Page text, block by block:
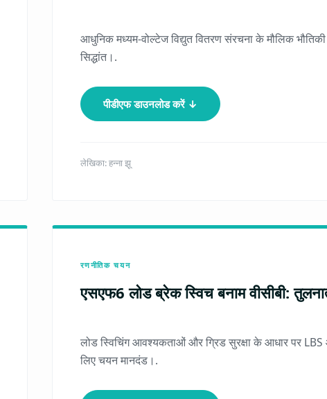
आधुनिक मध्यम-वोल्टेज विद्युत वितरण संरचना के मौलिक
सिद्धांत।.
पीडीएफ डाउनलोड करें ↓
लेखिका: हन्ना झू
रणनीतिक चयन
एसएफ6 लोड ब्रेक स्विच बनाम वीसीबी:
लोड स्विचिंग आवश्यकताओं और ग्रिड सुरक्षा के आधार पर
लिए चयन मानदंड।.